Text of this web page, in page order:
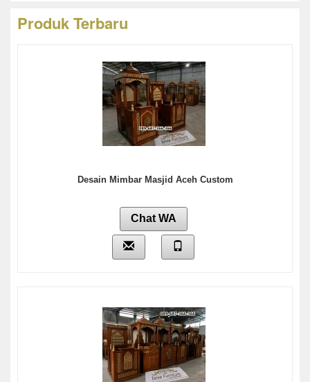
Produk Terbaru
Desain Mimbar Masjid Aceh Custom
Chat WA